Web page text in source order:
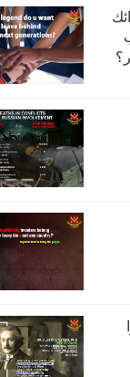
0:46